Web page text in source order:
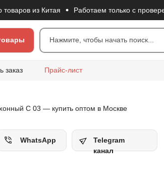
из Китая Работаем только с
Нажмите, чтобы начать поиск...
заказ Прайс-лист
C 03 — купить оптом в Москве
WhatsApp
Telegram
канал